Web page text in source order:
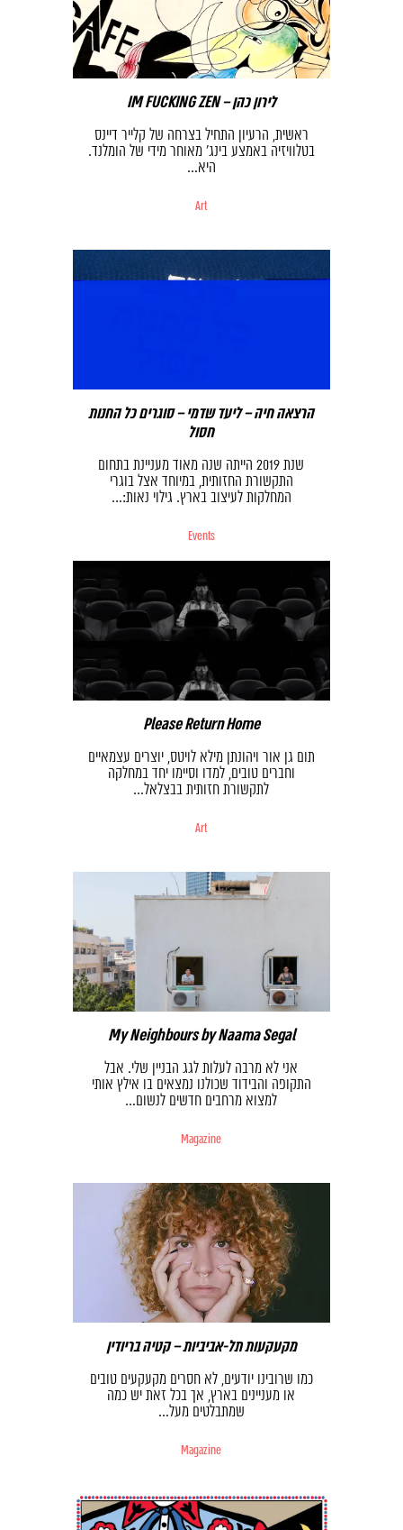
IM FUCKING ZEN – לירון כהן
ראשית, הרעיון התחיל בצרחה של קלייר דיינס
בטלוויזיה באמצע בינג’ מאוחר מידי של הומלנד.
היא…
Art
הרצאה חיה – ליעד שדמי – סוגרים כל החנות
חסול
שנת 2019 הייתה שנה מאוד מעניינת בתחום
התקשורת החזותית, במיוחד אצל בוגרי
המחלקות לעיצוב בארץ. גילוי נאות:…
Events
Please Return Home
תום גן אור ויהונתן מילא לויטס, יוצרים עצמאיים
וחברים טובים, למדו וסיימו יחד במחלקה
לתקשורת חזותית בבצלאל…
Art
My Neighbours by Naama Segal
אני לא מרבה לעלות לגג הבניין שלי. אבל
התקופה והבידוד שכולנו נמצאים בו אילץ אותי
למצוא מרחבים חדשים לנשום…
Magazine
מקעקעות תל-אביביות – קטיה בריודין
כמו שרובינו יודעים, לא חסרים מקעקעים טובים
או מעניינים בארץ, אך בכל זאת יש כמה
שמתבלטים מעל…
Magazine